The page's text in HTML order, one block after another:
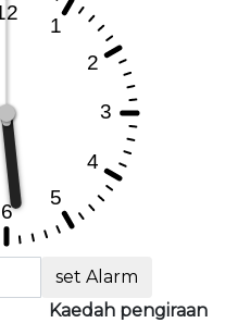
set Alarm
Kaedah pengiraan